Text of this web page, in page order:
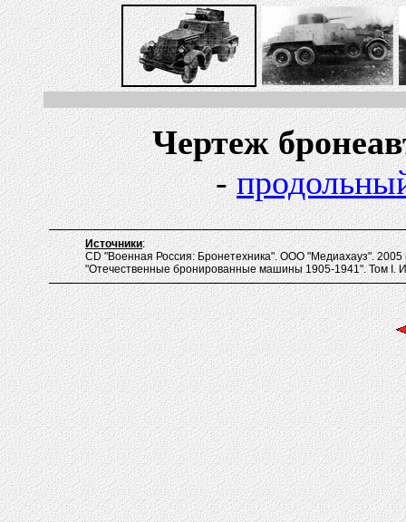
Чертеж
-
Источники:
CD "Военная Россия: Бронетехника". ООО "Медиахауз". 2005
"Отечественные бронированные машины 1905-1941". Том I.